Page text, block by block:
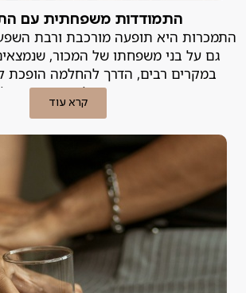
התמודדות משפחתית עם
התמכרות היא תופעה מורכבת ורבת
גם על בני משפחתו של המכור,
במקרים רבים, הדרך להחלמה
משותף, הדורש שיתוף פעולה, קביעת
מערכתית
קרא עוד